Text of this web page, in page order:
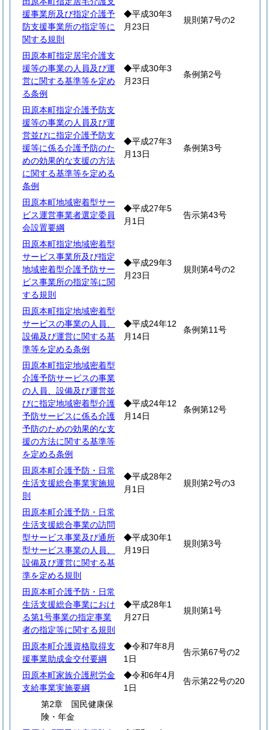
援事業所及び指定介護予
防支援事業所の指定等に
関する規則
◆平成30年3
月23日
規則第7号の2
田原本町指定居宅介護支
援等の事業の人員及び運
営に関する基準等を定め
る条例
◆平成30年3
月23日
条例第2号
田原本町指定介護予防支
援等の事業の人員及び運
営並びに指定介護予防支
援等に係る介護予防のた
めの効果的な支援の方法
に関する基準等を定める
条例
◆平成27年3
月13日
条例第3号
田原本町地域密着型サー
ビス運営事業者選定委員
会設置要綱
◆平成27年5
月1日
告示第43号
田原本町指定地域密着型
サービス事業所及び指定
地域密着型介護予防サー
ビス事業所の指定等に関
する規則
◆平成29年3
月23日
規則第4号の2
田原本町指定地域密着型
サービスの事業の人員、
設備及び運営に関する基
準等を定める条例
◆平成24年12
月14日
条例第11号
田原本町指定地域密着型
介護予防サービスの事業
の人員、設備及び運営並
びに指定地域密着型介護
予防サービスに係る介護
予防のための効果的な支
援の方法に関する基準等
を定める条例
◆平成24年12
月14日
条例第12号
田原本町介護予防・日常
生活支援総合事業実施規
則
◆平成28年2
月1日
規則第2号の3
田原本町介護予防・日常
生活支援総合事業の訪問
型サービス事業及び通所
型サービス事業の人員、
設備及び運営に関する基
準を定める規則
◆平成30年1
月19日
規則第3号
田原本町介護予防・日常
生活支援総合事業におけ
る第1号事業の指定事業
者の指定等に関する規則
◆平成28年1
月27日
規則第1号
田原本町介護資格取得支
援事業助成金交付要綱
◆令和7年8月
1日
告示第67号の2
田原本町家族介護慰労金
支給事業実施要綱
◆令和6年4月
1日
告示第22号の20
第2章 国民健康保
険・年金